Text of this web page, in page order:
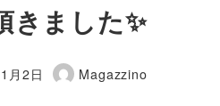
きました✨
月2日
著
Magazzino